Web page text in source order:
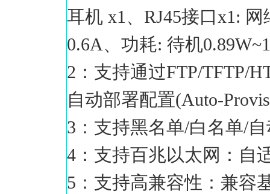
耳机 x1、RJ45接口x1:
0.6A、功耗: 待机
2：支持通过FTP/TFTP/
自动部署配置(Auto-
3：支持黑名单/白名单/
4：支持百兆以太网：自
5：支持高兼容性：兼容